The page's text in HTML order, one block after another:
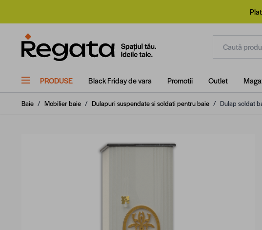
PRODUSE Black Friday de vara Promotii Outlet
Baie / Mobilier baie / Dulapuri suspendate si soldati pentru baie / Dulap soldat